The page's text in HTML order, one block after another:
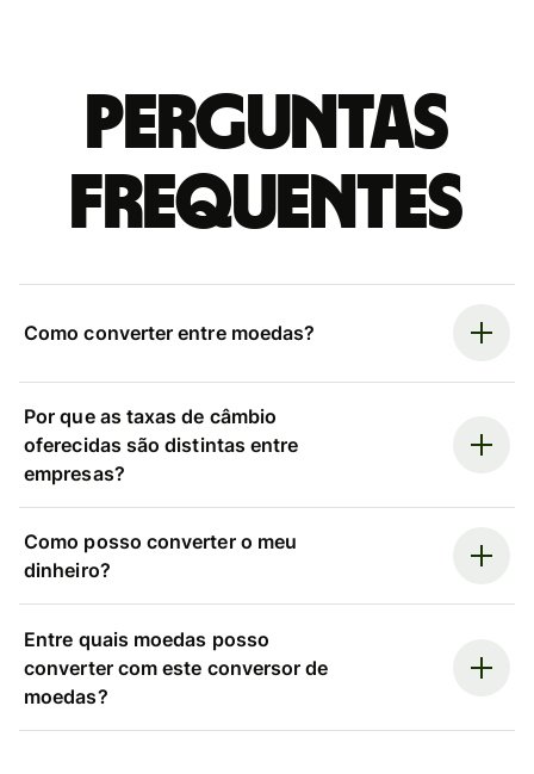
Perguntas
frequentes
Como converter entre moedas?
Por que as taxas de câmbio
oferecidas são distintas entre
empresas?
Como posso converter o meu
dinheiro?
Entre quais moedas posso
converter com este conversor de
moedas?